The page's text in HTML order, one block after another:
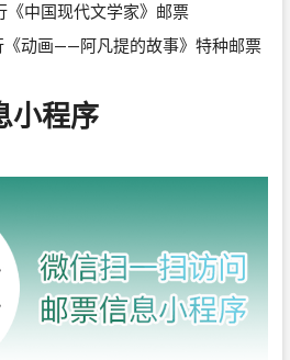
《中国现代文学家》邮票
《动画——阿凡提的故事》特种邮票
小程序